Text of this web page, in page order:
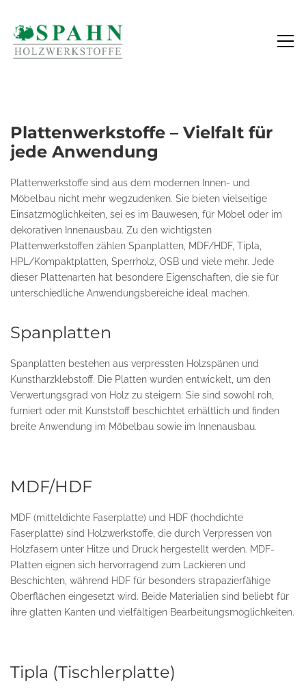
Plattenwerkstoffe – Vielfalt für
jede Anwendung
Plattenwerkstoffe sind aus dem modernen Innen- und
Möbelbau nicht mehr wegzudenken. Sie bieten vielseitige
Einsatzmöglichkeiten, sei es im Bauwesen, für Möbel oder im
dekorativen Innenausbau. Zu den wichtigsten
Plattenwerkstoffen zählen Spanplatten, MDF/HDF, Tipla,
HPL/Kompaktplatten, Sperrholz, OSB und viele mehr. Jede
dieser Plattenarten hat besondere Eigenschaften, die sie für
unterschiedliche Anwendungsbereiche ideal machen.
Spanplatten
Spanplatten bestehen aus verpressten Holzspänen und
Kunstharzklebstoff. Die Platten wurden entwickelt, um den
Verwertungsgrad von Holz zu steigern. Sie sind sowohl roh,
furniert oder mit Kunststoff beschichtet erhältlich und finden
breite Anwendung im Möbelbau sowie im Innenausbau.
MDF/HDF
MDF (mitteldichte Faserplatte) und HDF (hochdichte
Faserplatte) sind Holzwerkstoffe, die durch Verpressen von
Holzfasern unter Hitze und Druck hergestellt werden. MDF-
Platten eignen sich hervorragend zum Lackieren und
Beschichten, während HDF für besonders strapazierfähige
Oberflächen eingesetzt wird. Beide Materialien sind beliebt für
ihre glatten Kanten und vielfältigen Bearbeitungsmöglichkeiten.
Tipla (Tischlerplatte)